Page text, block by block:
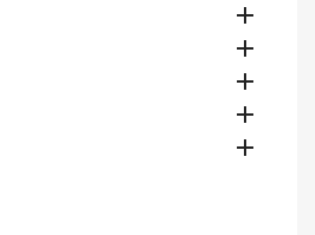




